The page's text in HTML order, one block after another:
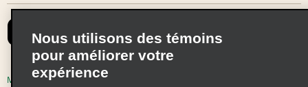
Emerald Club se connecter
Emerald Club S'inscrire
Abonnement aux courriels
Responsabilité sociale
Occasions de franchise mondiales
Modalités d'utilisation
Nous utilisons des témoins
pour améliorer votre
expérience